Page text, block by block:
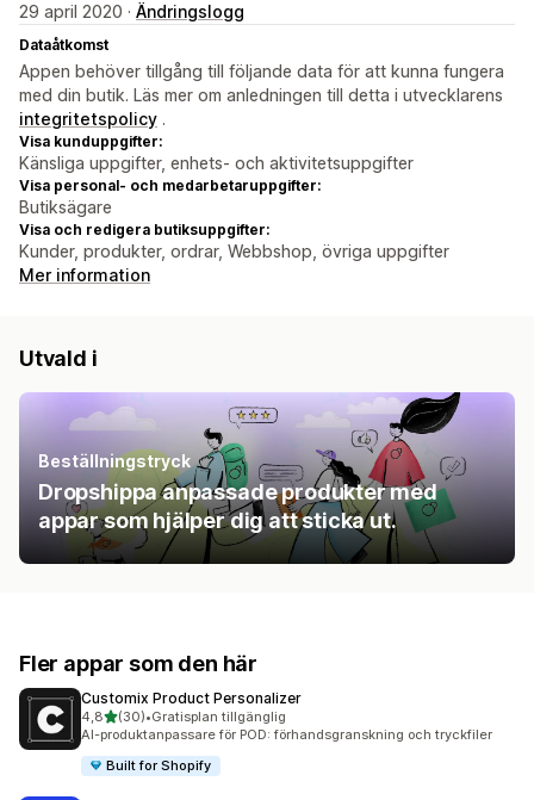
29 april 2020 · Ändringslogg
Dataåtkomst
Appen behöver tillgång till följande data för att kunna fungera
med din butik. Läs mer om anledningen till detta i utvecklarens
integritetspolicy .
Visa kunduppgifter:
Känsliga uppgifter, enhets- och aktivitetsuppgifter
Visa personal- och medarbetaruppgifter:
Butiksägare
Visa och redigera butiksuppgifter:
Kunder, produkter, ordrar, Webbshop, övriga uppgifter
Mer information
Utvald i
Beställningstryck
Dropshippa anpassade produkter med
appar som hjälper dig att sticka ut.
Fler appar som den här
Customix Product Personalizer
4,8av 5 stjärnor
(30)
30 recensioner totalt
•Gratisplan tillgänglig
AI-produktanpassare för POD: förhandsgranskning och tryckfiler
Built for Shopify